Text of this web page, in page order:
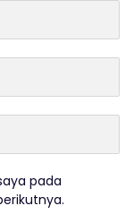
pada